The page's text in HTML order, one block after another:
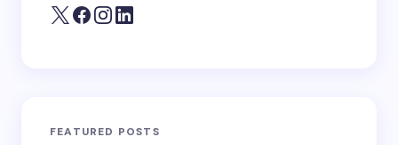
FEATURED POSTS